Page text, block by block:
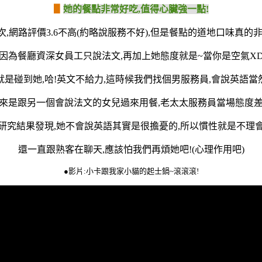
她的餐點非常好吃,值得心臟強一點!
,網路評價3.6不高(約略說服務不好),但是餐點的道地口味真的
為餐廳資深女員工只說法文,再加上她態度就是~當你是空氣
是碰到她,哈!英文不給力,這時候我們找個男服務員,會說英語當
是跟另一個會說法文的女兒過來用餐,老太太服務員當場態度
究結果發現,她不會說英語其實是很擔憂的,所以慣性就是不理
還一直跟熟客在聊天,應該怕我們再煩她吧!(心理作用吧)
●影片:小卡跟我家小貓的起士鍋~滾滾滾!